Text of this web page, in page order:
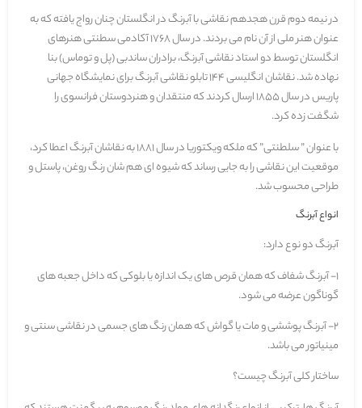
در نیمه دوم قرن هجدهم نقاشی با آبرنگ در انگلستان چنان رواج یافته که به
عنوان هنر ملی از آن نام می بردند. در سال 1768 آکادمی سطنتی هنرهای
انگلستان توسط دو استاد نقاشی آبرنگ، برادرانساندبی(پل و توماس) بنا
نهاده شد. نقاشان انگلیسی 144 تابلو نقاشی آبرنگ برای نمایشگاه جهانی
پاریس در سال 1855 ارسال کردند که منتقدان و هنردوستان فرانسوی را
شگفت زده کرد.
با عنوان ” سلطنتی” که ملکه ویکتوریا در سال 1881 به نقاشان آبرنگ اعطا کرد،
موقعیت این نقاشی را به جایی رساند که شیوه ای هم شان رنگ روغن، پاستل و
طراحی محسوب شد.
انواع آبرنگ
آبرنگ دو نوع دارد:
آبرنگ شفافکه همان قرص های یک اندازه یا بلوکی که داخل جعبه های
گوناگون عرضه می شود.
آبرنگ پوششی و ماتیا گواش که همان رنگ های جسمی در نقاشی سنتی و
مینیاتور می باشد.
ساختار کلی آبرنگ چیست؟